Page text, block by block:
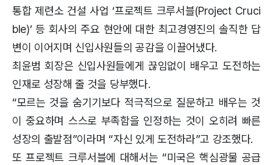
통합 제련소 건설 사업 ‘프로젝트 크루서블(Project Cruci
ble)’ 등 회사의 주요 현안에 대한 최고경영진의 솔직한 답
변이 이어지며 신입사원들의 공감을 이끌어냈다.
최윤범 회장은 신입사원들에게 끊임없이 배우고 도전하는
인재로 성장해 줄 것을 당부했다.
“모르는 것을 숨기기보다 적극적으로 질문하고 배우는 것
이 중요하며 스스로 부족함을 인정하는 것이 오히려 빠른
성장의 출발점”이라며 “자신 있게 도전하라”고 강조했다.
또 프로젝트 크루서블에 대해서는 “미국은 핵심광물 공급